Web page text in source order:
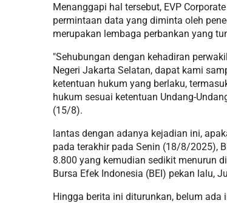
Menanggapi hal tersebut, EVP
permintaan data yang diminta oleh
merupakan lembaga perbankan yang
"Sehubungan dengan kehadiran
Negeri Jakarta Selatan, dapat kami
ketentuan hukum yang berlaku,
hukum sesuai ketentuan Undang-
(15/8).
lantas dengan adanya kejadian ini,
pada terakhir pada Senin (18/8/2025),
8.800 yang kemudian sedikit menurun
Bursa Efek Indonesia (BEI) pekan lalu,
Hingga berita ini diturunkan, belum